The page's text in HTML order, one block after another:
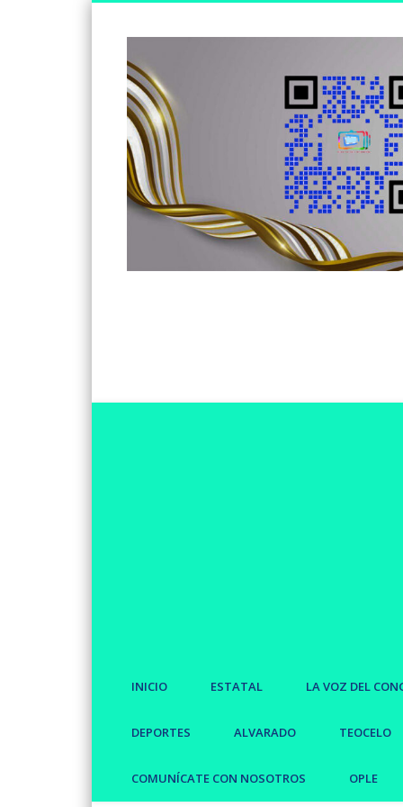
Somos un medio de información independiente, con
INICIO ESTATAL LA VOZ DEL
DEPORTES ALVARADO TEOCELO
COMUNÍCATE CON NOSOTROS OPLE